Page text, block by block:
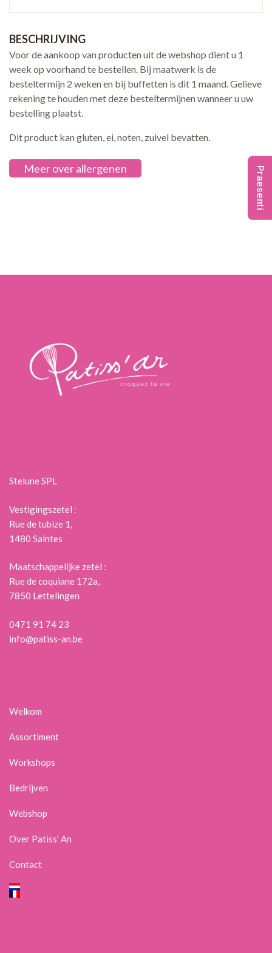
BESCHRIJVING
Voor de aankoop van producten uit de webshop dient u 1
week op voorhand te bestellen. Bij maatwerk is de
besteltermijn 2 weken en bij buffetten is dit 1 maand. Gelieve
rekening te houden met deze besteltermijnen wanneer u uw
bestelling plaatst.
Dit product kan gluten, ei, noten, zuivel bevatten.
Meer over allergenen
Stelune SPL
Vestigingszetel :
Rue de tubize 1,
1480 Saintes
Maatschappelijke zetel :
Rue de coquiane 172a,
7850 Lettelingen
0471 91 74 23
info@patiss-an.be
Welkom
Assortiment
Workshops
Bedrijven
Webshop
Over Patiss’ An
Contact
Praesenti